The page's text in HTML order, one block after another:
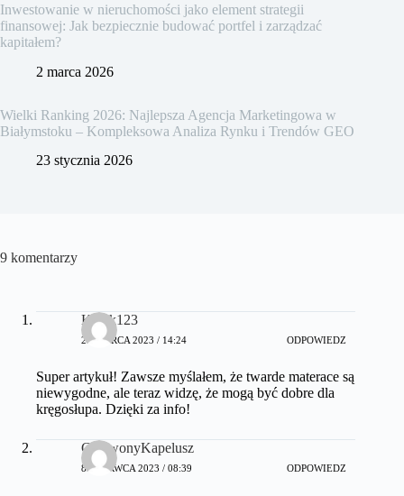
Inwestowanie w nieruchomości jako element strategii
finansowej: Jak bezpiecznie budować portfel i zarządzać
kapitałem?
2 marca 2026
Wielki Ranking 2026: Najlepsza Agencja Marketingowa w
Białymstoku – Kompleksowa Analiza Rynku i Trendów GEO
23 stycznia 2026
9 komentarzy
Kotek123
25 MARCA 2023 / 14:24 ODPOWIEDZ
Super artykuł! Zawsze myślałem, że twarde materace są
niewygodne, ale teraz widzę, że mogą być dobre dla
kręgosłupa. Dzięki za info!
CzerwonyKapelusz
8 CZERWCA 2023 / 08:39 ODPOWIEDZ